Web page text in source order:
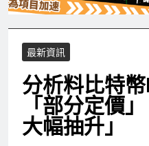
最新資訊
分析料比特
「部分定價
大幅抽升」